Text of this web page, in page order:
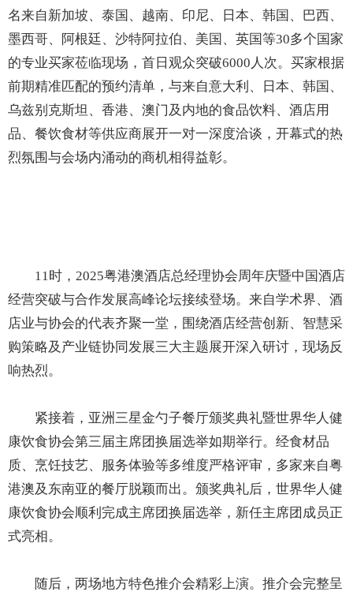
名来自新加坡、泰国、越南、印尼、日本、韩国、巴西、
墨西哥、阿根廷、沙特阿拉伯、美国、英国等30多个国家
的专业买家莅临现场，首日观众突破6000人次。买家根据
前期精准匹配的预约清单，与来自意大利、日本、韩国、
乌兹别克斯坦、香港、澳门及内地的食品饮料、酒店用
品、餐饮食材等供应商展开一对一深度洽谈，开幕式的热
烈氛围与会场内涌动的商机相得益彰。
11时，2025粤港澳酒店总经理协会周年庆暨中国酒店
经营突破与合作发展高峰论坛接续登场。来自学术界、酒
店业与协会的代表齐聚一堂，围绕酒店经营创新、智慧采
购策略及产业链协同发展三大主题展开深入研讨，现场反
响热烈。
紧接着，亚洲三星金勺子餐厅颁奖典礼暨世界华人健
康饮食协会第三届主席团换届选举如期举行。经食材品
质、烹饪技艺、服务体验等多维度严格评审，多家来自粤
港澳及东南亚的餐厅脱颖而出。颁奖典礼后，世界华人健
康饮食协会顺利完成主席团换届选举，新任主席团成员正
式亮相。
随后，两场地方特色推介会精彩上演。推介会完整呈